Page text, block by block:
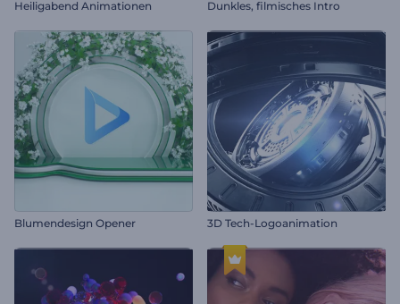
Heiligabend Animationen Dunkles, filmisches Intro
Blumendesign Opener 3D Tech-Logoanimation